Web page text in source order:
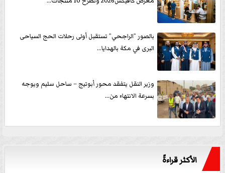
بالصور ”الراجحي” تستقبل أولى رحلات الحج السياحى
البرى في مكة بالهدايا...
وزير النقل يتفقد محور أبوتيج – ساحل سليم ويوجه
بسرعة الانتهاء من...
الأكثر قراءةً